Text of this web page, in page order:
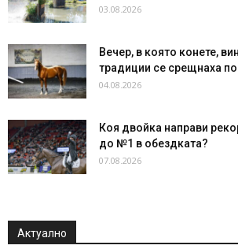
03.08.2026
Вечер, в която конете,
традиции се срещнаха
04.08.2026
Коя двойка направи
до №1 в обездката?
07.08.2026
Актуално